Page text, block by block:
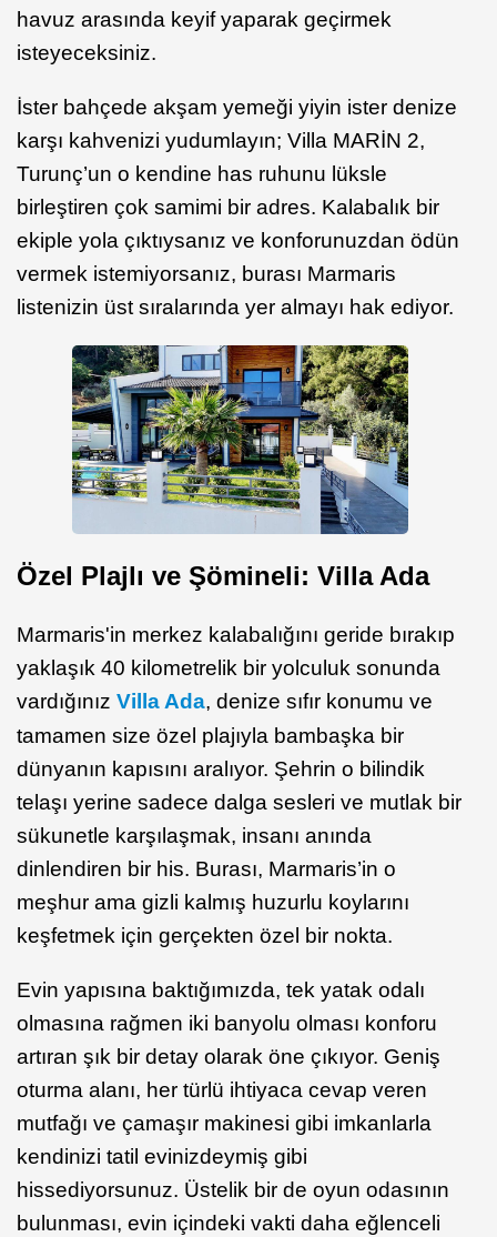
havuz arasında keyif yaparak geçirmek
isteyeceksiniz.
İster bahçede akşam yemeği yiyin ister denize
karşı kahvenizi yudumlayın; Villa MARİN 2,
Turunç’un o kendine has ruhunu lüksle
birleştiren çok samimi bir adres. Kalabalık bir
ekiple yola çıktıysanız ve konforunuzdan ödün
vermek istemiyorsanız, burası Marmaris
listenizin üst sıralarında yer almayı hak ediyor.
Özel Plajlı ve Şömineli: Villa Ada
Marmaris'in merkez kalabalığını geride bırakıp
yaklaşık 40 kilometrelik bir yolculuk sonunda
vardığınız Villa Ada, denize sıfır konumu ve
tamamen size özel plajıyla bambaşka bir
dünyanın kapısını aralıyor. Şehrin o bilindik
telaşı yerine sadece dalga sesleri ve mutlak bir
sükunetle karşılaşmak, insanı anında
dinlendiren bir his. Burası, Marmaris’in o
meşhur ama gizli kalmış huzurlu koylarını
keşfetmek için gerçekten özel bir nokta.
Evin yapısına baktığımızda, tek yatak odalı
olmasına rağmen iki banyolu olması konforu
artıran şık bir detay olarak öne çıkıyor. Geniş
oturma alanı, her türlü ihtiyaca cevap veren
mutfağı ve çamaşır makinesi gibi imkanlarla
kendinizi tatil evinizdeymiş gibi
hissediyorsunuz. Üstelik bir de oyun odasının
bulunması, evin içindeki vakti daha eğlenceli